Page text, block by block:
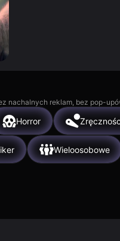
nachalnych reklam, bez pop-
Horror
Wieloosobowe